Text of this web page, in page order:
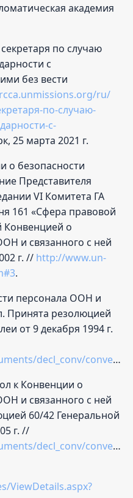
академия
по случаю
с
без вести
ru/
по-случаю-
с-
25 марта 2021 г.
о безопасности
Представителя
VI Комитета ГА
161 «Сфера правовой
Конвенцией о
и связанного с ней
г. // http://www.un-
.
персонала ООН и
Принята резолюцией
от 9 декабря 1994 г.
un_personnel_safety.shtml
к Конвенции о
и связанного с ней
60/42 Генеральной
г. //
prot_safetypersonal.shtm
ViewDetails.aspx?